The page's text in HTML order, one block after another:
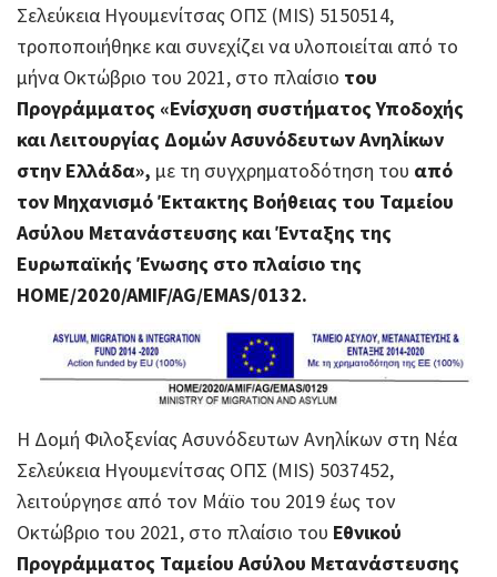
Σελεύκεια Ηγουμενίτσας ΟΠΣ (MIS) 5150514,
τροποποιήθηκε και συνεχίζει να υλοποιείται από το
μήνα Οκτώβριο του 2021, στο πλαίσιο του
Προγράμματος «Ενίσχυση συστήματος Υποδοχής
και Λειτουργίας Δομών Ασυνόδευτων Ανηλίκων
στην Ελλάδα», με τη συγχρηματοδότηση του από
τον Μηχανισμό Έκτακτης Βοήθειας του Ταμείου
Ασύλου Μετανάστευσης και Ένταξης της
Ευρωπαϊκής Ένωσης στο πλαίσιο της
HOME/2020/AMIF/AG/EMAS/0132.
Η Δομή Φιλοξενίας Ασυνόδευτων Aνηλίκων στη Νέα
Σελεύκεια Ηγουμενίτσας ΟΠΣ (MIS) 5037452,
λειτούργησε από τον Μάϊο του 2019 έως τον
Οκτώβριο του 2021, στο πλαίσιο του Εθνικού
Προγράμματος Ταμείου Ασύλου Μετανάστευσης